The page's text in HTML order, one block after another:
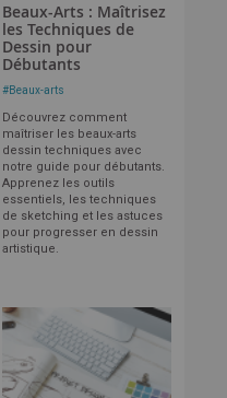
Beaux-Arts : Maîtrisez
les Techniques de
Dessin pour
Débutants
#Beaux-arts
Découvrez comment
maîtriser les beaux-arts
dessin techniques avec
notre guide pour débutants.
Apprenez les outils
essentiels, les techniques
de sketching et les astuces
pour progresser en dessin
artistique.